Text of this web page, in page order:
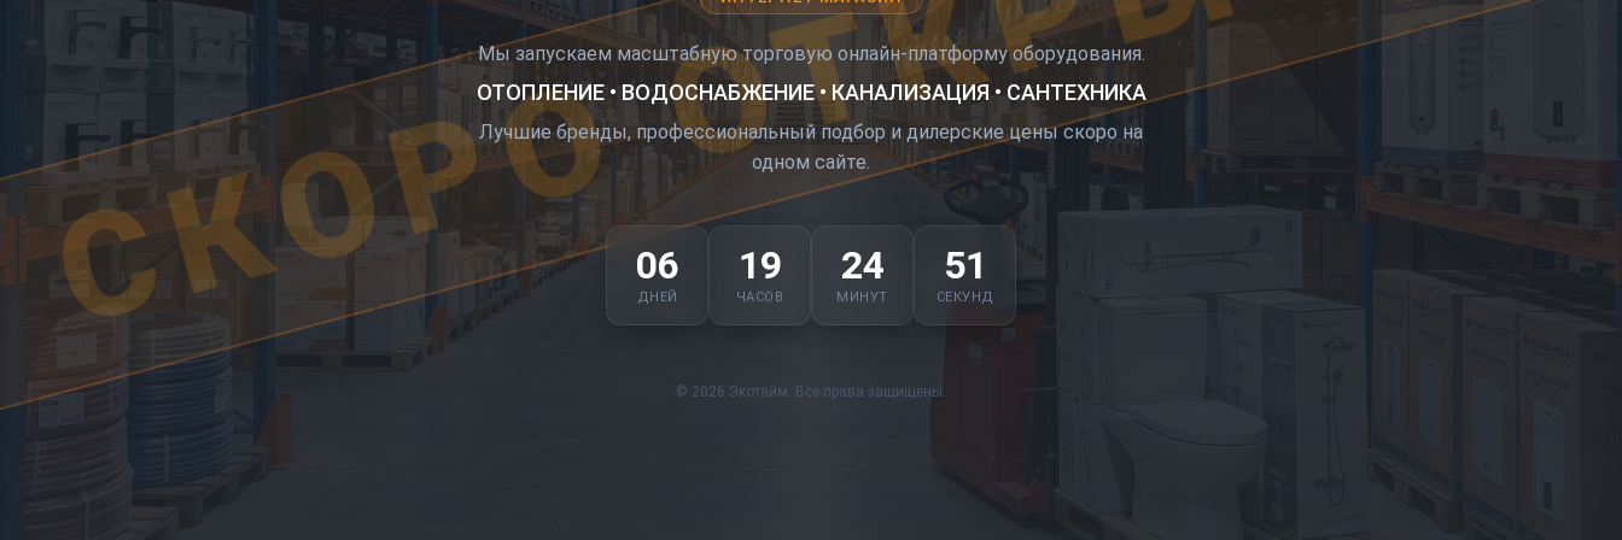
Мы запускаем масштабную торговую онлайн-платформу оборудования.
ОТОПЛЕНИЕ • ВОДОСНАБЖЕНИЕ • КАНАЛИЗАЦИЯ • САНТЕХНИКА
Лучшие бренды, профессиональный подбор и дилерские цены скоро на
одном сайте.
06
ДНЕЙ
19
ЧАСОВ
24
МИНУТ
50
СЕКУНД
© 2026 Экотайм. Все права защищены.